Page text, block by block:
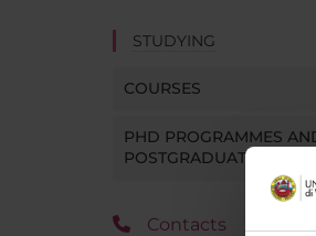
STUDYING
COURSES
PHD PROGRAMMES
POSTGRADUATE
Contacts